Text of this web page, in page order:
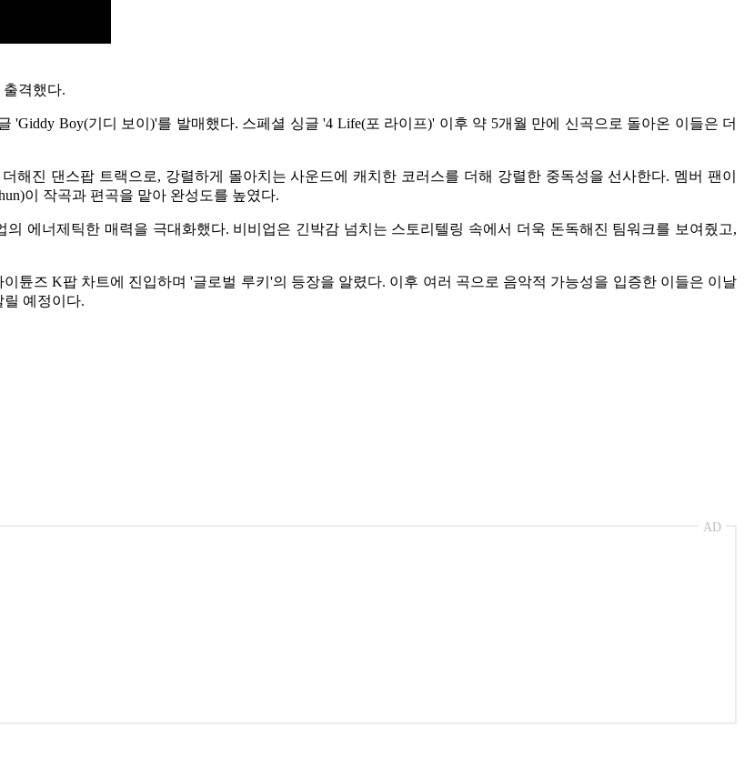
격했다.
'Giddy Boy(기디 보이)'를 발매했다. 스페셜 싱글 '4 Life(포 라이프)' 이후 약 5개월 만에 신곡으로 돌아온 이들은 더
해진 댄스팝 트랙으로, 강렬하게 몰아치는 사운드에 캐치한 코러스를 더해 강렬한 중독성을 선사한다. 멤버 팬이
이 작곡과 편곡을 맡아 완성도를 높였다.
에너제틱한 매력을 극대화했다. 비비업은 긴박감 넘치는 스토리텔링 속에서 더욱 돈독해진 팀워크를 보여줬고,
튠즈 K팝 차트에 진입하며 '글로벌 루키'의 등장을 알렸다. 이후 여러 곡으로 음악적 가능성을 입증한 이들은 이날
예정이다.
AD